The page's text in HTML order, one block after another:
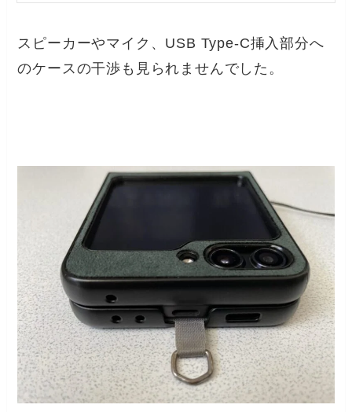
スピーカーやマイク、USB Type-C挿入部分へ
のケースの干渉も見られませんでした。